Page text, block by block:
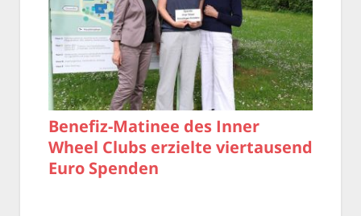
Benefiz-Matinee des Inner
Wheel Clubs erzielte viertausend
Euro Spenden